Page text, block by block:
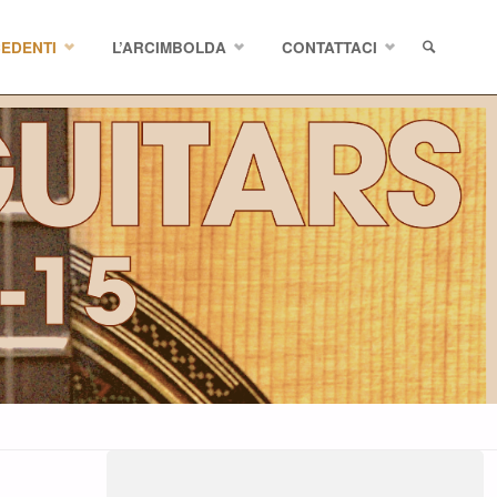
L’ARCIMBOLDA CONTATTACI
SEARCH